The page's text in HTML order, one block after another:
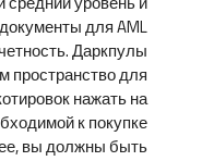
для AML
Даркпулы
пространство для
нажать на
к покупке
вы должны быть